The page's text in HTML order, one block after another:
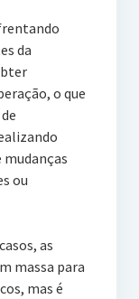
da
o que
mudanças
ou
as
massa para
mas é